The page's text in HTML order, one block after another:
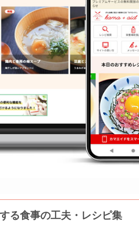
る食事の工夫・レシピ集